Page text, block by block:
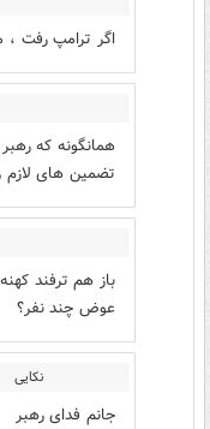
اگر ترامپ رفت
تضمین های لازم
باز هم ترفند
عوض چند نفر؟
نکایی
جانم فدای رهبر